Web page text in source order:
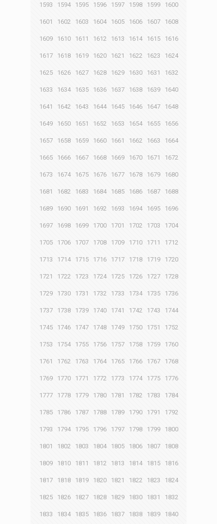
1593 1594 1595 1596 1597 1598 1599 1600
1601 1602 1603 1604 1605 1606 1607 1608
1609 1610 1611 1612 1613 1614 1615 1616
1617 1618 1619 1620 1621 1622 1623 1624
1625 1626 1627 1628 1629 1630 1631 1632
1633 1634 1635 1636 1637 1638 1639 1640
1641 1642 1643 1644 1645 1646 1647 1648
1649 1650 1651 1652 1653 1654 1655 1656
1657 1658 1659 1660 1661 1662 1663 1664
1665 1666 1667 1668 1669 1670 1671 1672
1673 1674 1675 1676 1677 1678 1679 1680
1681 1682 1683 1684 1685 1686 1687 1688
1689 1690 1691 1692 1693 1694 1695 1696
1697 1698 1699 1700 1701 1702 1703 1704
1705 1706 1707 1708 1709 1710 1711 1712
1713 1714 1715 1716 1717 1718 1719 1720
1721 1722 1723 1724 1725 1726 1727 1728
1729 1730 1731 1732 1733 1734 1735 1736
1737 1738 1739 1740 1741 1742 1743 1744
1745 1746 1747 1748 1749 1750 1751 1752
1753 1754 1755 1756 1757 1758 1759 1760
1761 1762 1763 1764 1765 1766 1767 1768
1769 1770 1771 1772 1773 1774 1775 1776
1777 1778 1779 1780 1781 1782 1783 1784
1785 1786 1787 1788 1789 1790 1791 1792
1793 1794 1795 1796 1797 1798 1799 1800
1801 1802 1803 1804 1805 1806 1807 1808
1809 1810 1811 1812 1813 1814 1815 1816
1817 1818 1819 1820 1821 1822 1823 1824
1825 1826 1827 1828 1829 1830 1831 1832
1833 1834 1835 1836 1837 1838 1839 1840